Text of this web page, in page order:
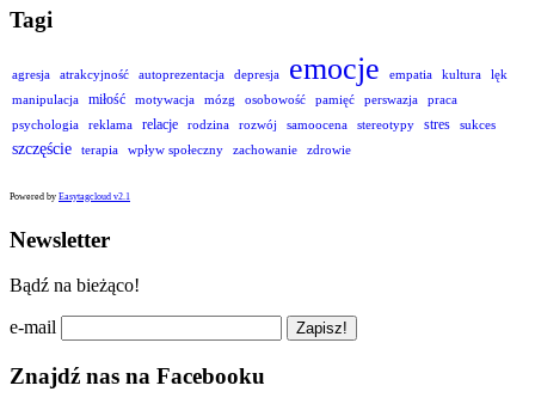
Tagi
agresja atrakcyjność autoprezentacja depresja emocje empatia kultura
lęk
manipulacja
miłość motywacja mózg osobowość pamięć perswazja
praca
psychologia
reklama relacje rodzina rozwój samoocena stereotypy stres sukces
szczęście terapia wpływ społeczny zachowanie zdrowie
Powered by Easytagcloud v2.1
Newsletter
Bądź na bieżąco!
e-mail
Znajdź nas na Facebooku